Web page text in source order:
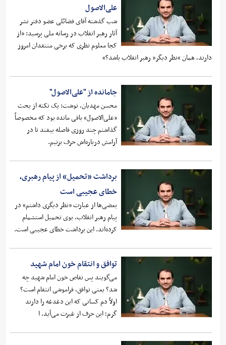
علی‌الاصول
شب گذشته آقای فضائلی عضو دفتر نشر
آثار رهبر انقلاب در رسانه ملی پرسید: «از
کجا معلوم نظری که برخی منتقدان امروز
دارند، همان “نظر دیگر” رهبر انقلاب باشد؟»
جامانده از "علی‌الاصول"
محسن مهدیان، نوشت: یک نکته از بحث
«علی‌الاصول» باقی مانده بود که مخصوصاً
گذاشتم چند روزی فاصله بیفتد تا در
آرامش درباره‌اش حرف بزنیم.
برداشت «تحمیل» از پیام رهبری،
خطای عجیبی است
بعضی‌ها از عبارت «نظر دیگری داشتم» در
پیام رهبر انقلاب، بوی تحمیل استشمام
کرده‌اند. این برداشت خطای عجیبی است.
توافق و انتقام خون امام شهید
می‌گویند پس تقاص خون امام شهید چه
شد؟ یعنی توافق، فراموشی انتقام است؟
اولاً دم کسانی که این دغدغه را دارند
گرم؛ این حرف از غیرت می‌آید. ا